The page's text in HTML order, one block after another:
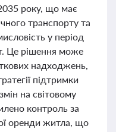
року, що має
транспорту та
у період
Це рішення може
надходжень,
підтримки
на світовому
контроль за
оренди житла, що